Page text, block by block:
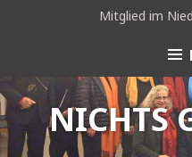
Mitglied im
Coro
NICHTS